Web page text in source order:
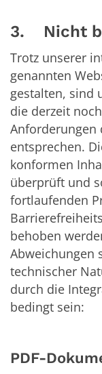
3. Nicht
Trotz unserer
genannten
gestalten, sind
die derzeit
Anforderungen
entsprechen.
konformen
überprüft und
fortlaufenden
behoben
Abweichungen
technischer
durch die
bedingt sein:
PDF-